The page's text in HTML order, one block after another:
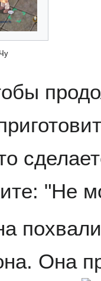
"Не
Она